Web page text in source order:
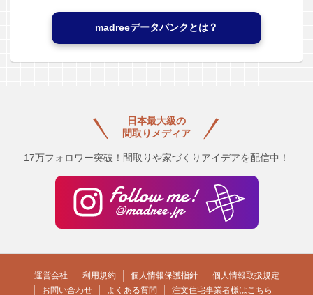
madreeデータバンクとは？
日本最大級の
間取りメディア
17万フォロワー突破！間取りや家づくりアイデアを配信中！
運営会社 利用規約 個人情報保護指針
個人情報取扱規定
お問い合わせ
よくある質問 注文住宅事業者様はこちら